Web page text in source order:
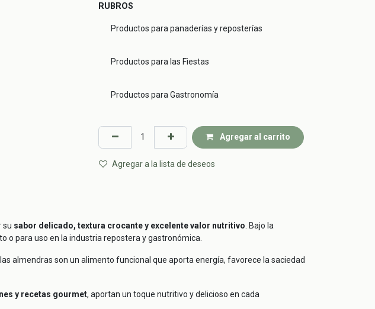
RUBROS
Productos para panaderías y reposterías
Productos para las Fiestas
Productos para Gastronomía
Agregar al carrito
Agregar a la lista de deseos
su sabor delicado, textura crocante y excelente valor nutritivo . Bajo la
o para uso en la industria repostera y gastronómica.
almendras son un alimento funcional que aporta energía, favorece la saciedad
y recetas gourmet, aportan un toque nutritivo y delicioso en cada